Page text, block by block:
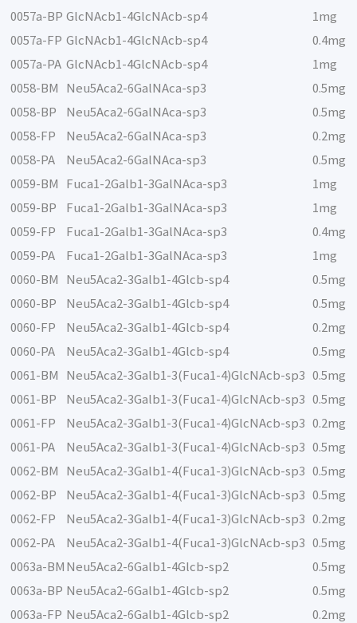
0057a-BP GlcNAcb1-4GlcNAcb-sp4
1mg
0057a-FP GlcNAcb1-4GlcNAcb-sp4
0.4mg
0057a-PA GlcNAcb1-4GlcNAcb-sp4
1mg
0058-BM
Neu5Aca2-6GalNAca-sp3
0.5mg
0058-BP
Neu5Aca2-6GalNAca-sp3
0.5mg
0058-FP
Neu5Aca2-6GalNAca-sp3
0.2mg
0058-PA
Neu5Aca2-6GalNAca-sp3
0.5mg
0059-BM
Fuca1-2Galb1-3GalNAca-sp3
1mg
0059-BP
Fuca1-2Galb1-3GalNAca-sp3
1mg
0059-FP
Fuca1-2Galb1-3GalNAca-sp3
0.4mg
0059-PA
Fuca1-2Galb1-3GalNAca-sp3
1mg
0060-BM
Neu5Aca2-3Galb1-4Glcb-sp4
0.5mg
0060-BP
Neu5Aca2-3Galb1-4Glcb-sp4
0.5mg
0060-FP
Neu5Aca2-3Galb1-4Glcb-sp4
0.2mg
0060-PA
Neu5Aca2-3Galb1-4Glcb-sp4
0.5mg
0061-BM
Neu5Aca2-3Galb1-3(Fuca1-4)GlcNAcb-sp3
0.5mg
0061-BP
Neu5Aca2-3Galb1-3(Fuca1-4)GlcNAcb-sp3
0.5mg
0061-FP
Neu5Aca2-3Galb1-3(Fuca1-4)GlcNAcb-sp3
0.2mg
0061-PA
Neu5Aca2-3Galb1-3(Fuca1-4)GlcNAcb-sp3
0.5mg
0062-BM
Neu5Aca2-3Galb1-4(Fuca1-3)GlcNAcb-sp3
0.5mg
0062-BP
Neu5Aca2-3Galb1-4(Fuca1-3)GlcNAcb-sp3
0.5mg
0062-FP
Neu5Aca2-3Galb1-4(Fuca1-3)GlcNAcb-sp3
0.2mg
0062-PA
Neu5Aca2-3Galb1-4(Fuca1-3)GlcNAcb-sp3
0.5mg
0063a-BM Neu5Aca2-6Galb1-4Glcb-sp2
0.5mg
0063a-BP Neu5Aca2-6Galb1-4Glcb-sp2
0.5mg
0063a-FP Neu5Aca2-6Galb1-4Glcb-sp2
0.2mg